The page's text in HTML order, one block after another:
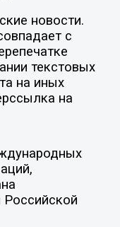
новости.
с
текстовых
на иных
на
Российской